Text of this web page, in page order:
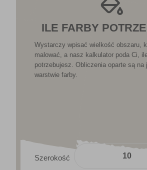
ILE FARBY
Wystarczy wpisać wielkość obszaru,
malować, a nasz kalkulator poda Ci,
potrzebujesz. Obliczenia oparte są na
warstwie farby.
Szerokość